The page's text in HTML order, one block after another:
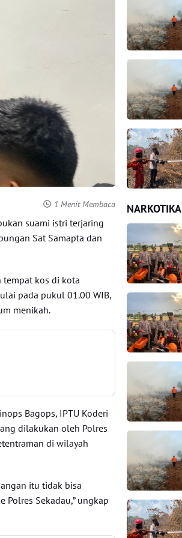
1 Menit Membaca
suami istri terjaring
Sat Samapta dan
tempat kos di kota
pada pukul 01.00 WIB,
menikah.
Bagops, IPTU Koderi
dilakukan oleh Polres
di wilayah
itu tidak bisa
Sekadau,” ungkap
NARKOTIKA